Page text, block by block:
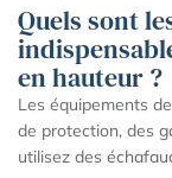
Quels sont
en hauteur ?
Les équipements
de protection, des
utilisez des